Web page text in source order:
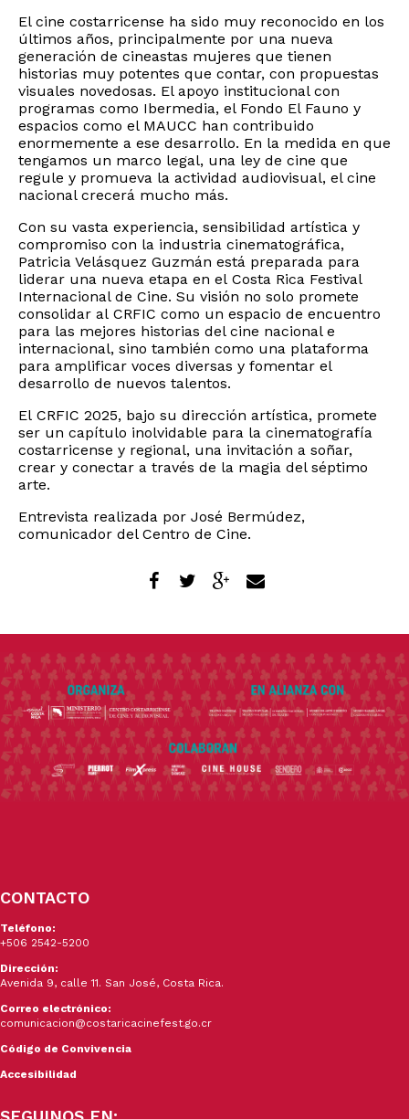
El cine costarricense ha sido muy reconocido en los
últimos años, principalmente por una nueva
generación de cineastas mujeres que tienen
historias muy potentes que contar, con propuestas
visuales novedosas. El apoyo institucional con
programas como Ibermedia, el Fondo El Fauno y
espacios como el MAUCC han contribuido
enormemente a ese desarrollo. En la medida en que
tengamos un marco legal, una ley de cine que
regule y promueva la actividad audiovisual, el cine
nacional crecerá mucho más.
Con su vasta experiencia, sensibilidad artística y
compromiso con la industria cinematográfica,
Patricia Velásquez Guzmán está preparada para
liderar una nueva etapa en el Costa Rica Festival
Internacional de Cine. Su visión no solo promete
consolidar al CRFIC como un espacio de encuentro
para las mejores historias del cine nacional e
internacional, sino también como una plataforma
para amplificar voces diversas y fomentar el
desarrollo de nuevos talentos.
El CRFIC 2025, bajo su dirección artística, promete
ser un capítulo inolvidable para la cinematografía
costarricense y regional, una invitación a soñar,
crear y conectar a través de la magia del séptimo
arte.
Entrevista realizada por José Bermúdez,
comunicador del Centro de Cine.
CONTACTO
Teléfono:
+506 2542-5200
Dirección:
Avenida 9, calle 11. San José, Costa Rica.
Correo electrónico:
comunicacion@costaricacinefest.go.cr
Código de Convivencia
Accesibilidad